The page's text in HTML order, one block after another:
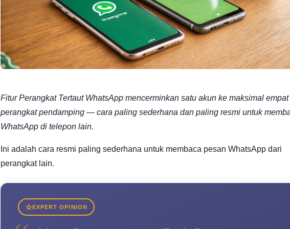
Fitur Perangkat Tertaut WhatsApp mencerminkan satu akun ke maksimal empat
perangkat pendamping — cara paling sederhana dan paling resmi untuk
WhatsApp di telepon lain.
Ini adalah cara resmi paling sederhana untuk membaca pesan WhatsApp dari
perangkat lain.
EXPERT OPINION